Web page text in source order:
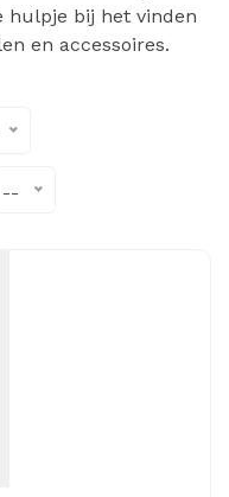
hulpje bij het vinden
en accessoires.
--